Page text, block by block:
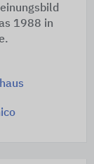
1988 in